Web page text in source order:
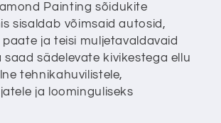
Painting sõidukite
sisaldab võimsaid autosid,
ja teisi muljetavaldavaid
saad sädelevate kivikestega ellu
tehnikahuvilistele,
ja loominguliseks